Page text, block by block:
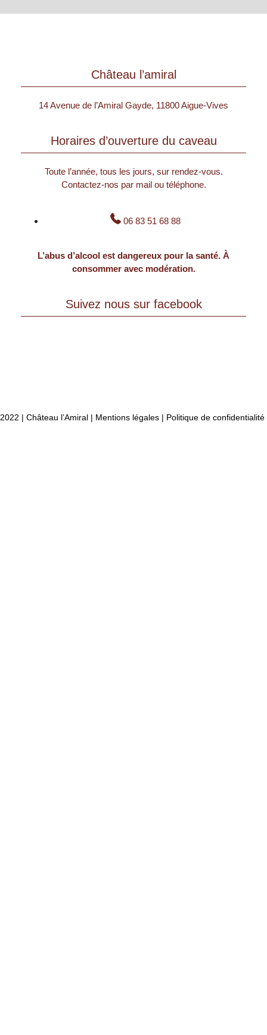
Château l’amiral
14 Avenue de l’Amiral Gayde, 11800 Aigue-Vives
Horaires d’ouverture du caveau
Toute l’année, tous les jours, sur rendez-vous.
Contactez-nos par mail ou téléphone.
06 83 51 68 88
L’abus d’alcool est dangereux pour la santé. À
consommer avec modération.
Suivez nous sur facebook
2022 | Château l’Amiral | Mentions légales | Politique de confidentialité